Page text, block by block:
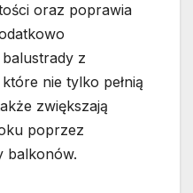
oraz poprawia
z
nie tylko pełnią
zwiększają
poprzez
balkonów.